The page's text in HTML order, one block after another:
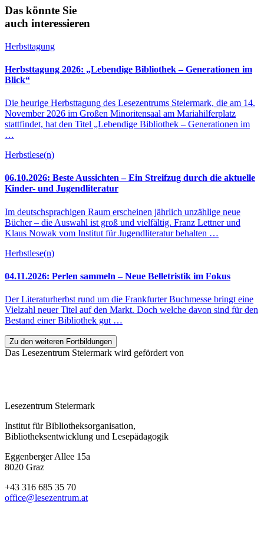
Das könnte Sie
auch interessieren
Herbsttagung
Herbsttagung 2026: „Lebendige Bibliothek – Generationen im
Blick“
Die heurige Herbsttagung des Lesezentrums Steiermark, die am 14.
November 2026 im Großen Minoritensaal am Mariahilferplatz
stattfindet, hat den Titel „Lebendige Bibliothek – Generationen im
…
Herbstlese(n)
06.10.2026: Beste Aussichten – Ein Streifzug durch die aktuelle
Kinder- und Jugendliteratur
Im deutschsprachigen Raum erscheinen jährlich unzählige neue
Bücher – die Auswahl ist groß und vielfältig. Franz Lettner und
Klaus Nowak vom Institut für Jugendliteratur behalten …
Herbstlese(n)
04.11.2026: Perlen sammeln – Neue Belletristik im Fokus
Der Literaturherbst rund um die Frankfurter Buchmesse bringt eine
Vielzahl neuer Titel auf den Markt. Doch welche davon sind für den
Bestand einer Bibliothek gut …
Zu den weiteren Fortbildungen
Das Lesezentrum Steiermark wird gefördert von
Lesezentrum Steiermark
Institut für Bibliotheksorganisation,
Bibliotheksentwicklung und Lesepädagogik
Eggenberger Allee 15a
8020 Graz
+43 316 685 35 70
office@lesezentrum.at